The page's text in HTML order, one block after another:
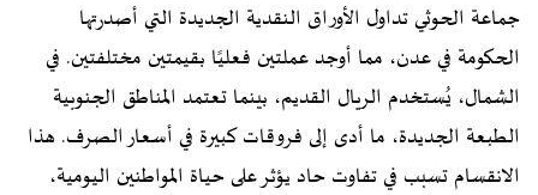
جماعة الحوثي تداول الأوراق النقدية الجديدة التي أصدرتها
الحكومة في عدن، مما أوجد عملتين فعليًا بقيمتين مختلفتين. في
الشمال، يُستخدم الريال القديم، بينما تعتمد المناطق الجنوبية
الطبعة الجديدة، ما أدى إلى فروقات كبيرة في أسعار الصرف. هذا
الانقسام تسبب في تفاوت حاد يؤثر على حياة المواطنين اليومية،